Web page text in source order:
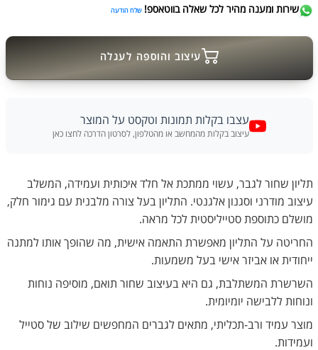
שירות ומענה מהיר לכל שאלה בווטאספ!שלח הודעה
עיצוב והוספה לעגלה
עצבו בקלות תמונות וטקסט על המוצר
עיצוב בקלות מהמחשב או מהטלפון, לסרטון הדרכה לחצו כאן
תליון שחור לגבר, עשוי ממתכת אל חלד איכותית ועמידה, המשלב
עיצוב מודרני וסגנון אלגנטי. התליון בעל צורה מלבנית עם גימור חלק,
מושלם כתוספת סטייליסטית לכל מראה.
החריטה על התליון מאפשרת התאמה אישית, מה שהופך אותו למתנה
ייחודית או אביזר אישי בעל משמעות.
השרשרת המשתלבת, גם היא בעיצוב שחור תואם, מוסיפה נוחות
ונוחות ללבישה יומיומית.
מוצר עמיד ורב-תכליתי, מתאים לגברים המחפשים שילוב של סטייל
ועמידות.